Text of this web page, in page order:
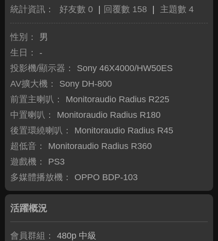
統計資訊： 好友數 0 回覆數 158 主題數 4
性別：
男
生日：
-
投影機/顯示器：
Sony 46X4000/HW50ES
AV擴大機：
Sony DH-800
前置主喇叭：
Monitoraudio Radius R225
中置喇叭：
Monitoraudio Radius R180
後置環繞喇叭：
Monitoraudio Radius R45
超低音：
Monitoraudio Radius R360
遊戲機：
PS3
多媒體播放機：
OPPO BDP-103
活躍概況
會員群組： 480p 中級